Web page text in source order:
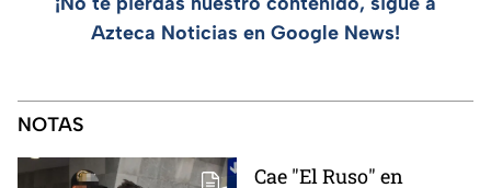
Azteca Noticias en Google News!
NOTAS
Cae "El Ruso" en